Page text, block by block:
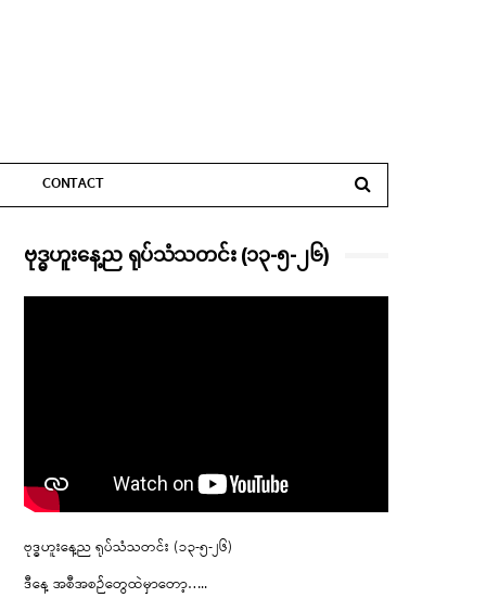
CONTACT
ဗုဒ္ဓဟူးနေ့ည ရုပ်သံသတင်း (၁၃-၅-၂၆)
ဗုဒ္ဓဟူးနေ့ည ရုပ်သံသတင်း (၁၃-၅-၂၆)
ဒီနေ့ အစီအစဉ်တွေထဲမှာတော့…..